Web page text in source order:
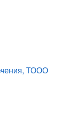
ТООО